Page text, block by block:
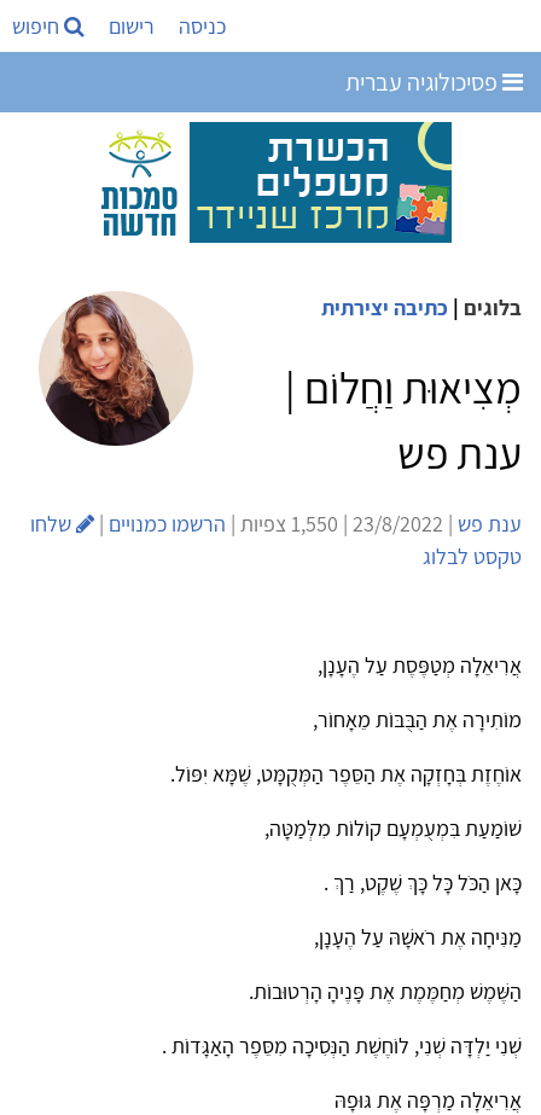
כניסה רישום חיפוש
פסיכולוגיה עברית
בלוגים | כתיבה יצירתית
מְצִיאוּת וַחֲלוֹם |
ענת פש
ענת פש | 23/8/2022 | 1,550 צפיות | הרשמו כמנויים |
שלחו
טקסט לבלוג
אֲרִיאֵלָה מְטַפֶּסֶת עַל הֶעָנָן,
מוֹתִירָה אֶת הַבֻּבּוֹת מֵאָחוֹר,
אוֹחֶזֶת בְּחָזְקָה אֶת הַסֵּפֶר הַמְּקֻמָּט, שֶׁמָּא יִפּוֹל.
שׁוֹמַעַת בִּמְעֻמְעָם קוֹלוֹת מִלְּמַטָּה,
כָּאן הַכֹּל כָּל כָּךְ שֶׁקֶט, רַךְ .
מַנִּיחָה אֶת רֹאשָׁהּ עַל הֶעָנָן,
הַשֶּׁמֶשׁ מְחַמֶּמֶת אֶת פָּנֶיהָ הָרְטוּבוֹת.
שְׁנִי יַלְדָּה שְׁנִי, לוֹחֶשֶׁת הַנְּסִיכָה מִסֵּפֶר הָאַגָּדוֹת .
אֲרִיאֵלָה מַרְפָּה אֶת גּוּפָהּ